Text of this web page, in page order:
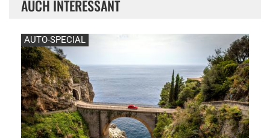
AUCH INTERESSANT
AUTO-SPECIAL